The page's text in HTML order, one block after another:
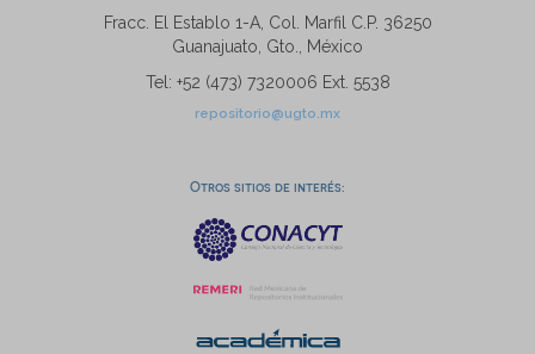
Fracc. El Establo 1-A, Col. Marfil C.P. 36250
Guanajuato, Gto., México
Tel: +52 (473) 7320006 Ext. 5538
repositorio@ugto.mx
Otros sitios de interés: